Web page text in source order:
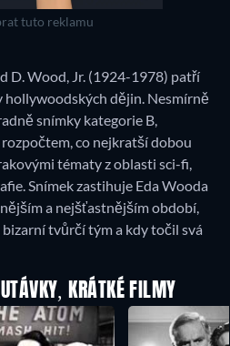
tuto reklamu
D. Wood, Jr. (1924-1978) patří
hollywoodských dějin. Nesmírně
snímky kategorie B,
co nejkratší dobou
tématy z oblasti sci-fi,
Snímek zastihuje Eda Wooda
a nejšťastnějším období,
tvůrčí tým a kdy točil svá
KRÁTKÉ FILMY